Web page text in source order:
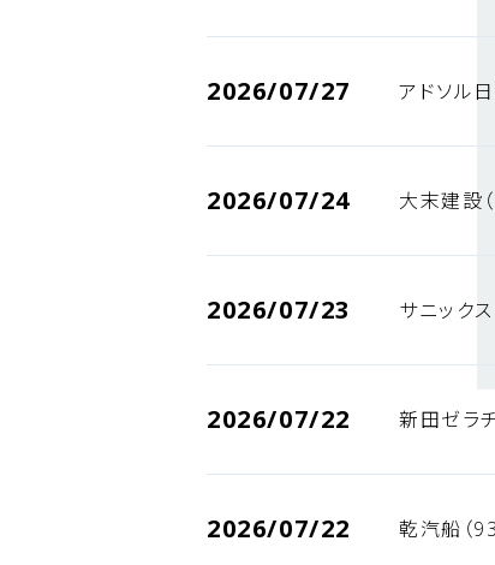
2026/07/27 アドソル
2026/07/24 大末建設
2026/07/23 サニック
2026/07/22 新田ゼラ
2026/07/22 乾汽船（